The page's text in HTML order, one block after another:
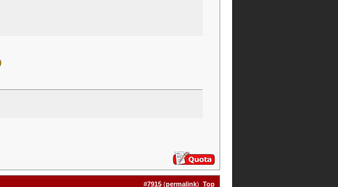
#7915 (permalink) Top